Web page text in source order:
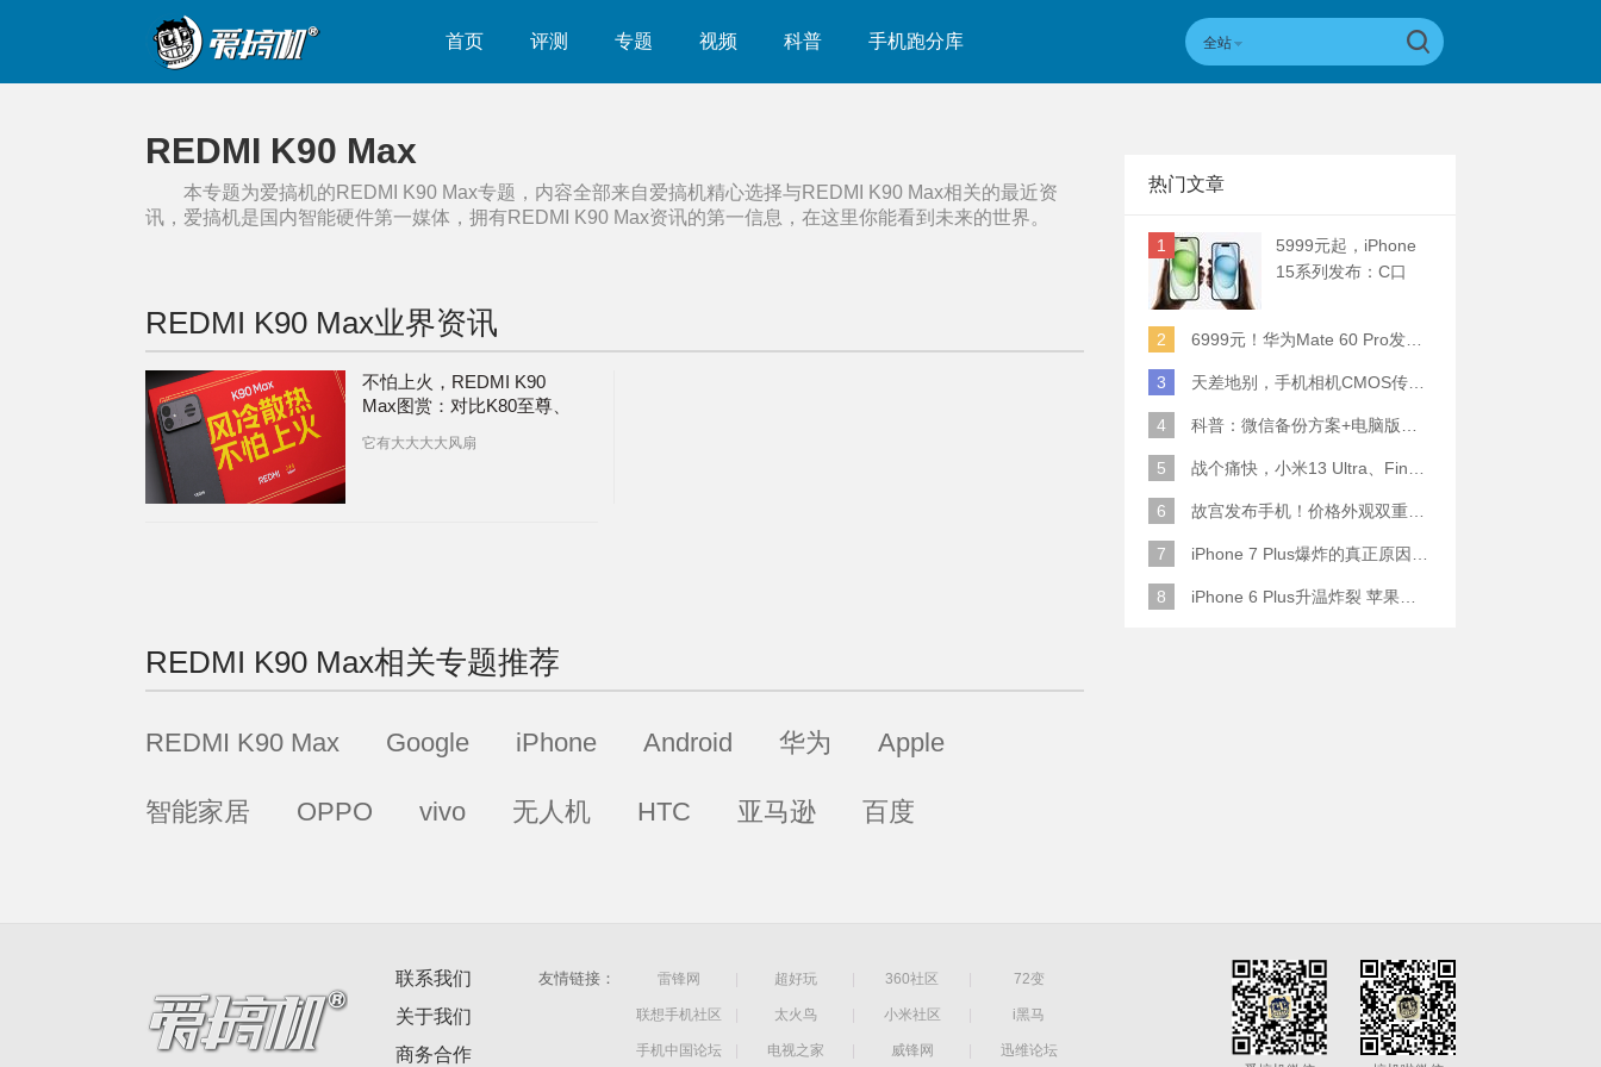
首页 评测 专题 视频 科普 手机跑分库 全站
REDMI K90 Max
本专题为爱搞机的 REDMI K90 Max专题，内容全部来自爱搞机精心选择与 REDMI K90 Max相关的最近资
讯，爱搞机是国内智能硬件第一媒体，拥有REDMI K90 Max资讯的第一信息，在这里你能看到未来的世界。
REDMI K90 Max业界资讯
不怕上火，REDMI K90
Max图赏：对比K80至尊、
它有大大大大风扇
REDMI K90 Max相关专题推荐
REDMI K90 Max Google iPhone Android 华为 Apple
智能家居 OPPO vivo 无人机 HTC 亚马逊 百度
热门文章
1
5999元起，iPhone
15系列发布：C口
2
6999元！华为Mate 60 Pro发布：麒麟9000S+卫星通话 (附初步跑分)
3 天差地别，手机相机CMOS传感器实际面积对比
4 科普：微信备份方案+电脑版丢失数据恢复指南
5 战个痛快，小米13 Ultra、Find X6 Pro、vivo X90 Pro+、小米12SU拍照横评
6 故宫发布手机！价格外观双重逆天！
7 iPhone 7 Plus爆炸的真正原因原来是这样
8 iPhone 6 Plus升温炸裂 苹果赔了一部全新的
联系我们
关于我们
商务合作
友情链接： 雷锋网 超好玩 360社区 72变
联想手机社区 太火鸟 小米社区 i黑马
手机中国论坛 电视之家 威锋网
迅维论坛